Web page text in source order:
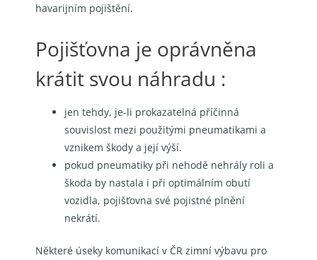
havarijním pojištění.
Pojišťovna je oprávněna
krátit svou náhradu :
jen tehdy, je-li prokazatelná příčinná
souvislost mezi použitými pneumatikami a
vznikem škody a její výší.
pokud pneumatiky při nehodě nehrály roli a
škoda by nastala i při optimálním obutí
vozidla, pojišťovna své pojistné plnění
nekrátí.
Některé úseky komunikací v ČR zimní výbavu pro